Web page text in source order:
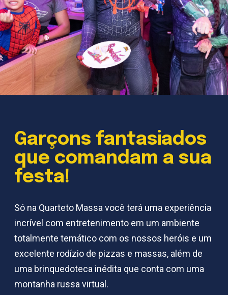
Garçons fantasiados
que comandam a sua
festa!
Só na Quarteto Massa você terá uma experiência
incrível com entretenimento em um ambiente
totalmente temático com os nossos heróis e um
excelente rodízio de pizzas e massas, além de
uma brinquedoteca inédita que conta com uma
montanha russa virtual.